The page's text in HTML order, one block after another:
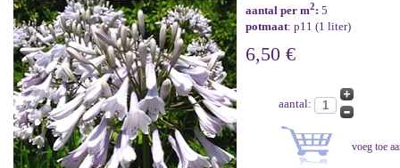
aantal per m2: 5
potmaat: p11 (1 liter)
6,50 €
aantal: